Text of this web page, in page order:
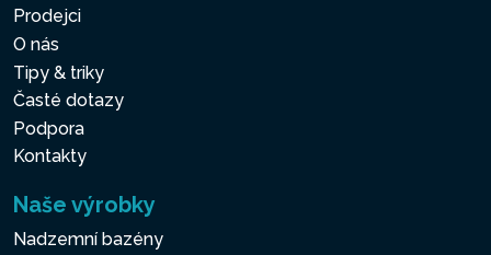
Prodejci
O nás
Tipy & triky
Časté dotazy
Podpora
Kontakty
Naše výrobky
Nadzemní bazény